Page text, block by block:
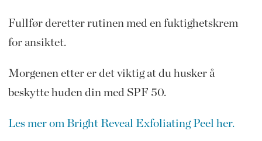
Fullfør deretter rutinen med en fuktighetskrem
for ansiktet.
Morgenen etter er det viktig at du husker å
beskytte huden din med SPF 50.
Les mer om Bright Reveal Exfoliating Peel her.